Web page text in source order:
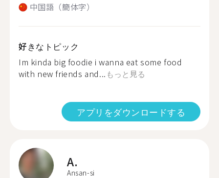
中国語（簡体字）
好きなトピック
Im kinda big foodie i wanna eat some food
with new friends and... もっと見る
アプリをダウンロードする
A.
Ansan-si